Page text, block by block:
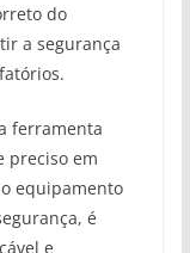
do
a segurança
ferramenta
preciso em
equipamento
é
e